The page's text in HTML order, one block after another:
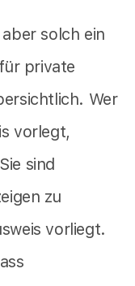
solch ein
private
Wer
vorlegt,
sind
zu
vorliegt.